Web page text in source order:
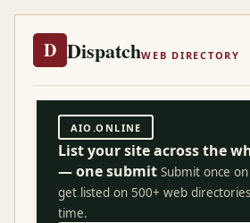
D DispatchWEB DIRECTORY
AIO.ONLINE
List your site across the
— one submit Submit once
get listed on 500+ web
time.